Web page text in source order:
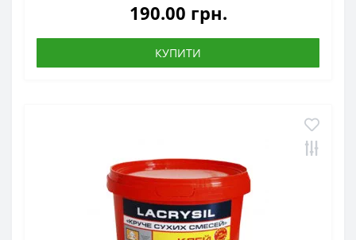
190.00 грн.
КУПИТИ